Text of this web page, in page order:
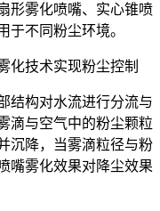
形雾化喷嘴、实心锥喷
于不同粉尘环境。
化技术实现粉尘控制
结构对水流进行分流与
滴与空气中的粉尘颗粒
沉降，当雾滴粒径与粉
嘴雾化效果对降尘效果